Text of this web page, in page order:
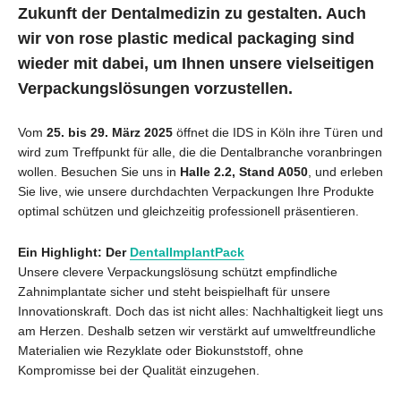
Zukunft der Dentalmedizin zu gestalten. Auch
wir von rose plastic medical packaging sind
wieder mit dabei, um Ihnen unsere vielseitigen
Verpackungslösungen vorzustellen.
Vom 25. bis 29. März 2025 öffnet die IDS in Köln ihre Türen und
wird zum Treffpunkt für alle, die die Dentalbranche voranbringen
wollen. Besuchen Sie uns in Halle 2.2, Stand A050, und erleben
Sie live, wie unsere durchdachten Verpackungen Ihre Produkte
optimal schützen und gleichzeitig professionell präsentieren.
Ein Highlight: Der DentalImplantPack
Unsere clevere Verpackungslösung schützt empfindliche
Zahnimplantate sicher und steht beispielhaft für unsere
Innovationskraft. Doch das ist nicht alles: Nachhaltigkeit liegt uns
am Herzen. Deshalb setzen wir verstärkt auf umweltfreundliche
Materialien wie Rezyklate oder Biokunststoff, ohne
Kompromisse bei der Qualität einzugehen.